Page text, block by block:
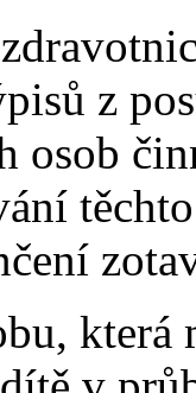
z
osob
která